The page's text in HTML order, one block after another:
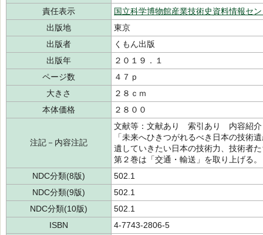
責任表示
国立科学博物館産業技術史資料情報セ
出版地
東京
出版者
くもん出版
出版年
２０１９．１
ページ数
４７ｐ
大きさ
２８ｃｍ
本体価格
２８００
注記－内容注記
文献等：文献あり 索引あり 内容紹介
「未来へひきつがれるべき日本の技術
遺していきたい日本の技術力、技術者
第２巻は「交通・輸送」を取り上げる。
NDC分類(8版)
502.1
NDC分類(9版)
502.1
NDC分類(10版)
502.1
ISBN
4-7743-2806-5